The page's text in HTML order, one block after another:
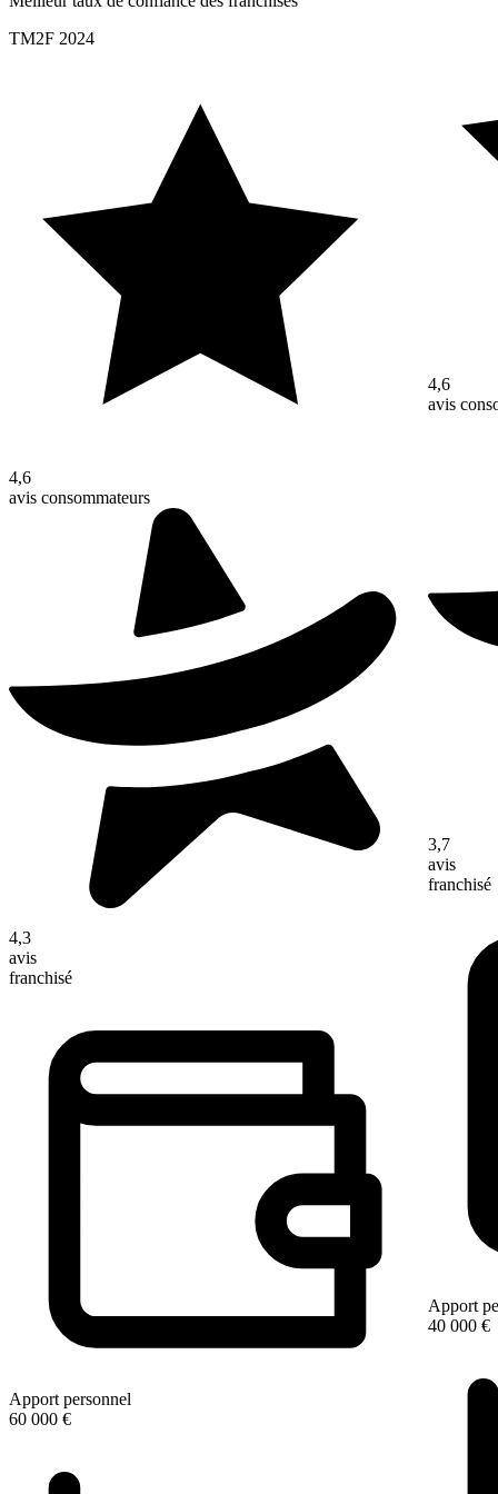
TM2F 2024
4,6
avis consommateurs
4,3
avis
franchisé
Apport personnel
60 000 €
4,6
avis
3,7
avis
franchisé
Apport
40 000 €